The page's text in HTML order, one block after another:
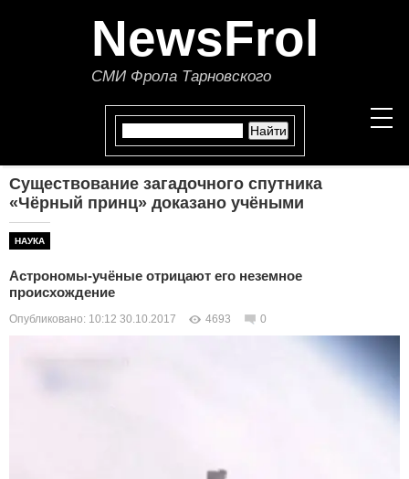
NewsFrol
СМИ Фрола Тарновского
НОВОСТИ
ПОЛИТИКА
ЭКОНОМИКА
Существование загадочного спутника
«Чёрный принц» доказано учёными
НАУКА
Астрономы-учёные отрицают его неземное
происхождение
Опубликовано: 10:12 30.10.2017 4693 0